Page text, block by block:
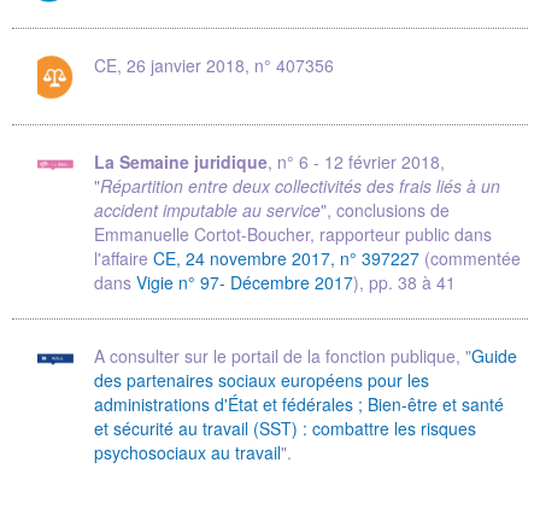
CE, 26 janvier 2018, n° 407356
La Semaine juridique, n° 6 - 12 février 2018,
"Répartition entre deux collectivités des frais liés à un
accident imputable au service", conclusions de
Emmanuelle Cortot-Boucher, rapporteur public dans
l'affaire CE, 24 novembre 2017, n° 397227 (commentée
dans Vigie n° 97- Décembre 2017), pp. 38 à 41
A consulter sur le portail de la fonction publique, "Guide
des partenaires sociaux européens pour les
administrations d'État et fédérales ; Bien-être et santé
et sécurité au travail (SST) : combattre les risques
psychosociaux au travail".